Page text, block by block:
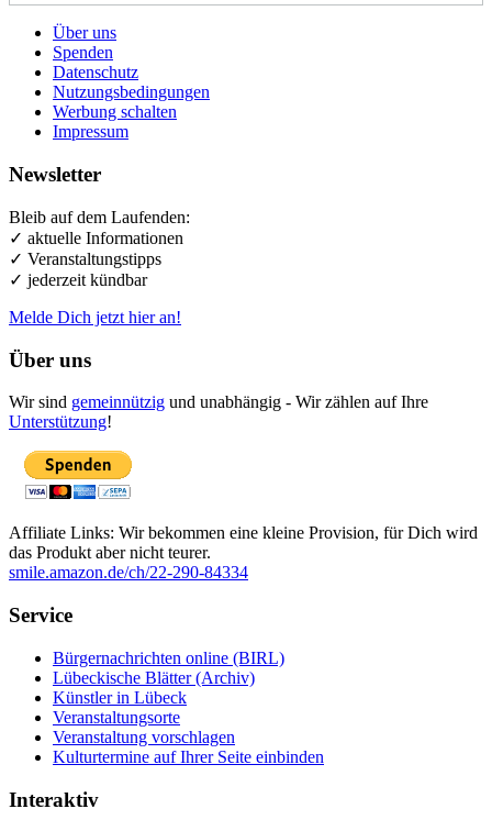
Über uns
Spenden
Datenschutz
Nutzungsbedingungen
Werbung schalten
Impressum
Newsletter
Bleib auf dem Laufenden:
✓ aktuelle Informationen
✓ Veranstaltungstipps
✓ jederzeit kündbar
Melde Dich jetzt hier an!
Über uns
Wir sind gemeinnützig und unabhängig - Wir zählen auf Ihre
Unterstützung!
Affiliate Links: Wir bekommen eine kleine Provision, für Dich wird
das Produkt aber nicht teurer.
smile.amazon.de/ch/22-290-84334
Service
Bürgernachrichten online (BIRL)
Lübeckische Blätter (Archiv)
Künstler in Lübeck
Veranstaltungsorte
Veranstaltung vorschlagen
Kulturtermine auf Ihrer Seite einbinden
Interaktiv